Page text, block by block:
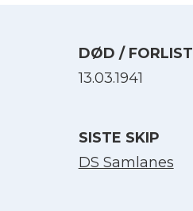
DØD / FORLIST
13.03.1941
SISTE SKIP
DS Samlanes
English